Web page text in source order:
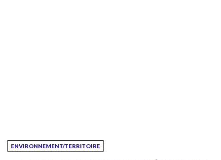
ENVIRONNEMENT/TERRITOIRE